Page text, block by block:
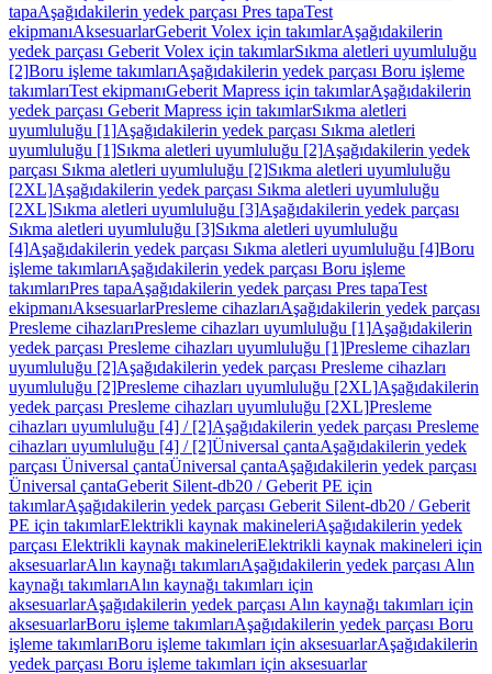
tapaAşağıdakilerin yedek parçası Pres tapaTest
ekipmanıAksesuarlarGeberit Volex için takımlarAşağıdakilerin
yedek parçası Geberit Volex için takımlarSıkma aletleri uyumluluğu
[2]Boru işleme takımlarıAşağıdakilerin yedek parçası Boru işleme
takımlarıTest ekipmanıGeberit Mapress için takımlarAşağıdakilerin
yedek parçası Geberit Mapress için takımlarSıkma aletleri
uyumluluğu [1]Aşağıdakilerin yedek parçası Sıkma aletleri
uyumluluğu [1]Sıkma aletleri uyumluluğu [2]Aşağıdakilerin yedek
parçası Sıkma aletleri uyumluluğu [2]Sıkma aletleri uyumluluğu
[2XL]Aşağıdakilerin yedek parçası Sıkma aletleri uyumluluğu
[2XL]Sıkma aletleri uyumluluğu [3]Aşağıdakilerin yedek parçası
Sıkma aletleri uyumluluğu [3]Sıkma aletleri uyumluluğu
[4]Aşağıdakilerin yedek parçası Sıkma aletleri uyumluluğu [4]Boru
işleme takımlarıAşağıdakilerin yedek parçası Boru işleme
takımlarıPres tapaAşağıdakilerin yedek parçası Pres tapaTest
ekipmanıAksesuarlarPresleme cihazlarıAşağıdakilerin yedek parçası
Presleme cihazlarıPresleme cihazları uyumluluğu [1]Aşağıdakilerin
yedek parçası Presleme cihazları uyumluluğu [1]Presleme cihazları
uyumluluğu [2]Aşağıdakilerin yedek parçası Presleme cihazları
uyumluluğu [2]Presleme cihazları uyumluluğu [2XL]Aşağıdakilerin
yedek parçası Presleme cihazları uyumluluğu [2XL]Presleme
cihazları uyumluluğu [4] / [2]Aşağıdakilerin yedek parçası Presleme
cihazları uyumluluğu [4] / [2]Üniversal çantaAşağıdakilerin yedek
parçası Üniversal çantaÜniversal çantaAşağıdakilerin yedek parçası
Üniversal çantaGeberit Silent-db20 / Geberit PE için
takımlarAşağıdakilerin yedek parçası Geberit Silent-db20 / Geberit
PE için takımlarElektrikli kaynak makineleriAşağıdakilerin yedek
parçası Elektrikli kaynak makineleriElektrikli kaynak makineleri için
aksesuarlarAlın kaynağı takımlarıAşağıdakilerin yedek parçası Alın
kaynağı takımlarıAlın kaynağı takımları için
aksesuarlarAşağıdakilerin yedek parçası Alın kaynağı takımları için
aksesuarlarBoru işleme takımlarıAşağıdakilerin yedek parçası Boru
işleme takımlarıBoru işleme takımları için aksesuarlarAşağıdakilerin
yedek parçası Boru işleme takımları için aksesuarlar